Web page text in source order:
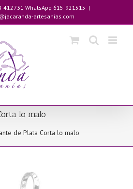
412731 WhatsApp 615-921515 |
artesanias.com
lo malo
de Plata Corta lo malo